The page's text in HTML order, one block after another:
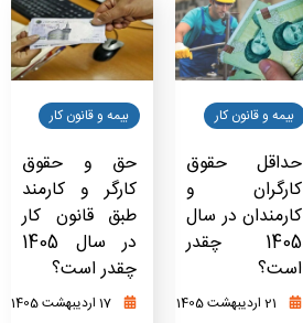
بیمه و قانون کار
حداقل حقوق
کارگران و
کارمندان در سال
1405 چقدر
است؟
21 اردیبهشت 1405
بیمه و قانون کار
حق و حقوق
کارگر و کارمند
طبق قانون کار
در سال 1405
چقدر است؟
17 اردیبهشت 1405